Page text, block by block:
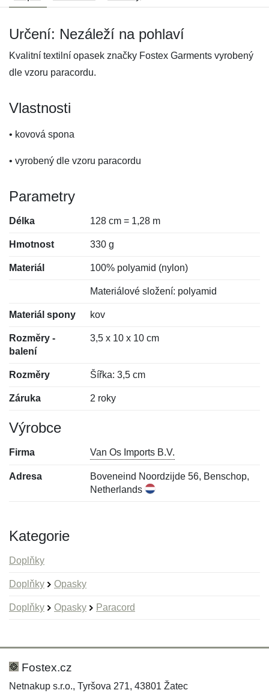
Určení: Nezáleží na pohlaví
Kvalitní textilní opasek značky Fostex Garments vyrobený
dle vzoru paracordu.
Vlastnosti
• kovová spona
• vyrobený dle vzoru paracordu
Parametry
Délka 128 cm = 1,28 m
Hmotnost 330 g
Materiál 100% polyamid (nylon)
Materiálové složení: polyamid
Materiál spony kov
Rozměry -
balení
3,5 x 10 x 10 cm
Rozměry Šířka: 3,5 cm
Záruka 2 roky
Výrobce
Firma Van Os Imports B.V.
Adresa
Boveneind Noordzijde 56, Benschop,
Netherlands
Kategorie
Doplňky
Doplňky Opasky
Doplňky Opasky Paracord
Hodnocení:
Jméno:
Fostex.cz
Netnakup s.r.o., Tyršova 271, 43801 Žatec